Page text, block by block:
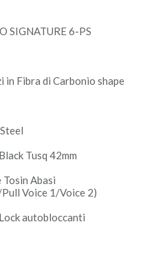
SIGNATURE 6-PS
Fibra di Carbonio shape
Tusq 42mm
Tosin Abasi
Voice 1/Voice 2)
autobloccanti